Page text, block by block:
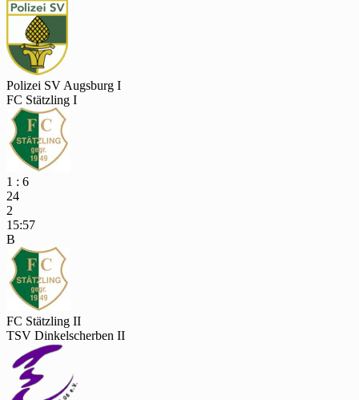
Polizei SV Augsburg I
FC Stätzling I
1 : 6
24
2
15:57
B
FC Stätzling II
TSV Dinkelscherben II